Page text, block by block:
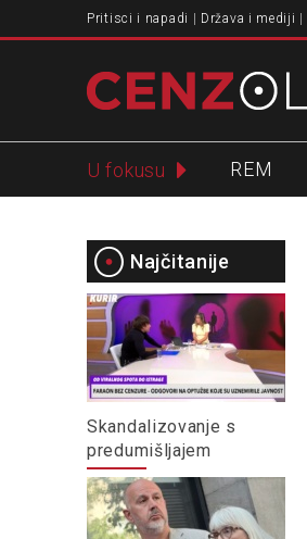
Pritisci i napadi Država i mediji
U fokusu REM
Najčitanije
Skandalizovanje s
predumišljajem